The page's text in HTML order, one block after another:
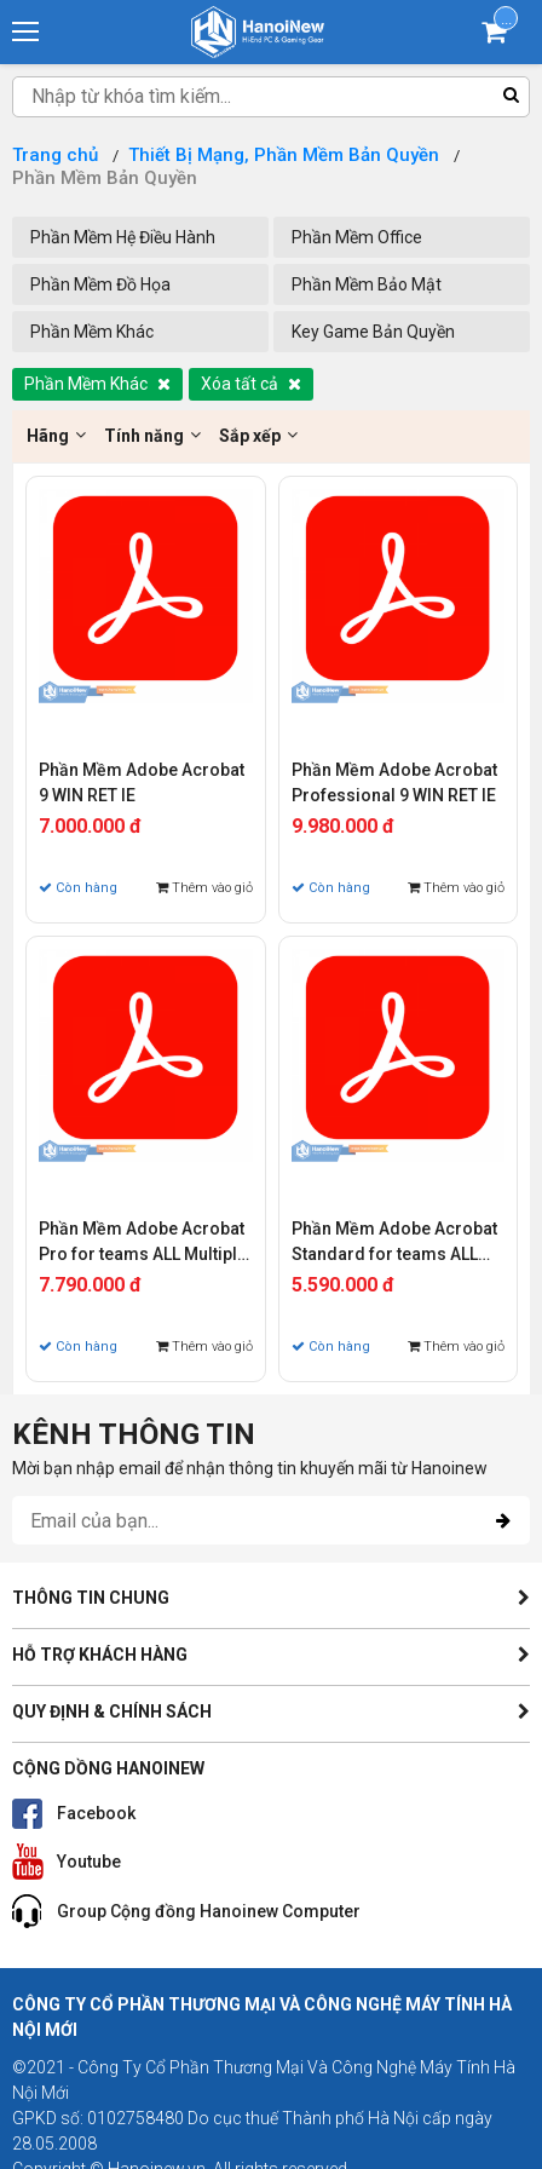
Trang chủ
Thiết Bị Mạng, Phần Mềm Bản Quyền
Phần Mềm Bản Quyền
Phần Mềm Hệ Điều Hành Phần Mềm Office
Phần Mềm Đồ Họa Phần Mềm Bảo Mật
Phần Mềm Khác Key Game Bản Quyền
Phần Mềm Khác Xóa tất cả
Hãng Tính năng Sắp xếp
Phần Mềm Adobe Acrobat
9 WIN RET IE
7.000.000 đ
Còn hàng Thêm vào giỏ
Phần Mềm Adobe Acrobat
Professional 9 WIN RET IE
9.980.000 đ
Còn hàng Thêm vào giỏ
Phần Mềm Adobe Acrobat
Pro for teams ALL Multiple
Platforms Multi Asian
65304470CA01 A12
7.790.000 đ
Còn hàng Thêm vào giỏ
Phần Mềm Adobe Acrobat
Standard for teams ALL
Multiple Platforms Multi
Months 65304883CA01 A1
5.590.000 đ
Còn hàng Thêm vào giỏ
KÊNH THÔNG TIN
Mời bạn nhập email để nhận thông tin khuyến mãi từ Hanoinew
THÔNG TIN CHUNG
HỖ TRỢ KHÁCH HÀNG
QUY ĐỊNH & CHÍNH SÁCH
CỘNG DỒNG HANOINEW
Facebook
Youtube
Group Cộng đồng Hanoinew Computer
CÔNG TY CỔ PHẦN THƯƠNG MẠI VÀ CÔNG NGHỆ MÁY TÍNH HÀ
NỘI MỚI
©2021 - Công Ty Cổ Phần Thương Mại Và Công Nghệ Máy Tính Hà
Nội Mới
GPKD số: 0102758480 Do cục thuế Thành phố Hà Nội cấp ngày
28.05.2008